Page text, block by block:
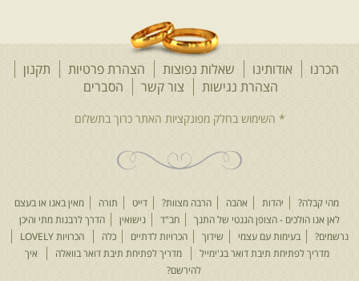
הכרנו אודותינו שאלות נפוצות הצהרת פרטיות
תקנון
הצהרת נגישות
צור קשר הסברים
מהי קבלה? יהדות אהבה הרבה מצוות? דייט תורה
מאין באנו או בעצם
לאן אנו הולכים - הצופן הגנטי של התנך
חב"ד נישואין
הדרך לרבנות מתי והיכן
נרשמים?
בעימות עם עצמי שידוך הכרויות לדתיים כלה
הכרויות LOVELY
מדריך לפתיחת תיבת דואר בג'ימייל
מדריך לפתיחת תיבת דואר בוואלה
איך
להירשם?